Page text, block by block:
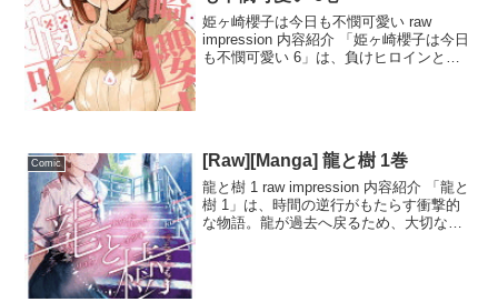
姫ヶ崎櫻子は今日も不憫可愛い raw
impression 内容紹介 「姫ヶ崎櫻子は今日
も不憫可愛い 6」は、負けヒロインとし
Comic [Raw][Manga] 龍と樹 1巻
龍と樹 1 raw impression 内容紹介 「龍と
樹 1」は、時間の逆行がもたらす衝撃的
な物語。龍が過去へ戻るため、大切な想